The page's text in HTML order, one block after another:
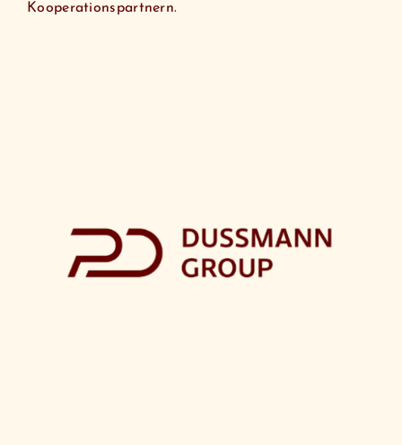
Kooperationspartnern.